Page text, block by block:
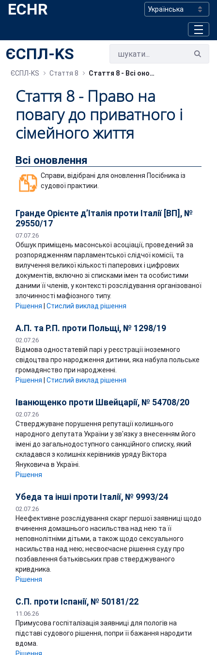
Skip to Main Content
ECHR
ЄСПЛ-KS
ЄСПЛ-KS Стаття 8 Стаття 8 - Bсі оновлення
Стаття 8 - Право на
повагу до приватного і
сімейного життя
Всі оновлення
Справи, відібрані для оновлення Посібника із
судової практики.
Гранде Орієнте д’Італія проти Італії [ВП], №
29550/17
07.07.26
Обшук приміщень масонської асоціації, проведений за
розпорядженням парламентської слідчої комісії, та
вилучення великої кількості паперових і цифрових
документів, включно зі списками імен та особистими
даними її членів, у контексті розслідування організованої
злочинності мафіозного типу.
Рішення
Стислий виклад рішення
А.П. та Р.П. проти Польщі, № 1298/19
02.07.26
Відмова одностатевій парі у реєстрації іноземного
свідоцтва про народження дитини, яка набула польське
громадянство при народженні.
Рішення
Стислий виклад рішення
Іванющенко проти Швейцарії, № 54708/20
02.07.26
Стверджуване порушення репутації колишнього
народного депутата України у зв'язку з внесенням його
імені до загальнодоступного санкційного списку, який
складався з колишніх керівників уряду Віктора
Януковича в Україні.
Рішення
Убеда та інші проти Італії, № 9993/24
02.07.26
Неефективне розслідування скарг першої заявниці щодо
вчинення домашнього насильства над нею та її
неповнолітніми дітьми, а також щодо сексуального
насильства над нею; несвоєчасне рішення суду про
позбавлення батьківських прав стверджуваного
кривдника.
Рішення
C.П. проти Іспанії, № 50181/22
11.06.26
Примусова госпіталізація заявниці для пологів на
підставі судового рішення, попри її бажання народити
вдома.